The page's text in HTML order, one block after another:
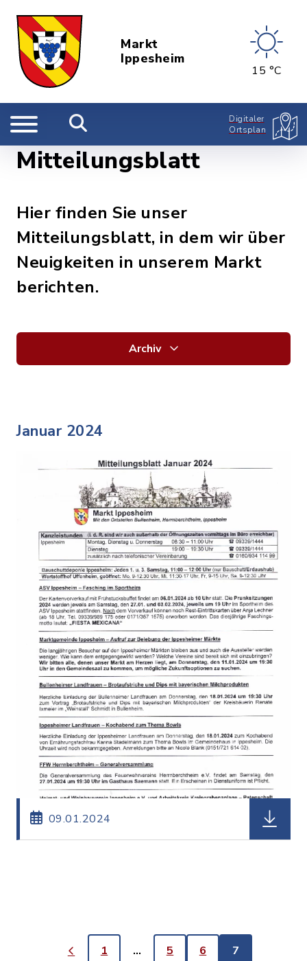
Markt
Ippesheim
15 °C
Digitaler
Ortsplan
Mitteilungsblatt
Hier finden Sie unser
Mitteilungsblatt, in dem wir über
Neuigkeiten in unserem Markt
berichten.
Archiv
Januar 2024
09.01.2024
1 … 5 6 7